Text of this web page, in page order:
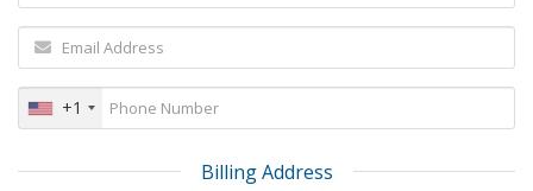
+1
Billing Address